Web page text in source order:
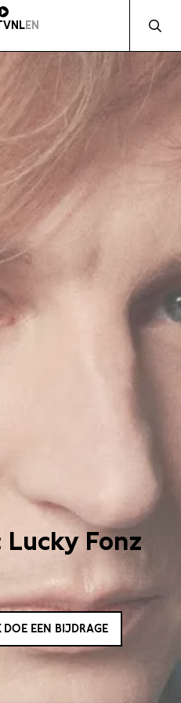
NLEN
Fonz
DOE EEN BIJDRAGE